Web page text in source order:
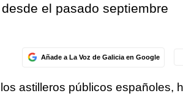
el pasado septiembre
Añade a La Voz de Galicia en Google
astilleros públicos españoles,